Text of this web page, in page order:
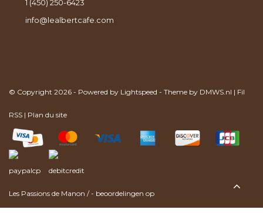
1 (450) 250-6423
info@lealbertcafe.com
© Copyright 2026 - Powered by Lightspeed - Theme by DMWS.nl | Fil
RSS | Plan du site
Les Passions de Manon /- beoordelingen op